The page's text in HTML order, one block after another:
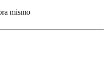
mismo